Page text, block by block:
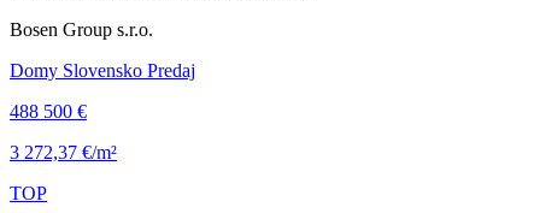
Bosen Group s.r.o.
Domy Slovensko Predaj
488 500 €
3 272,37 €/m²
TOP